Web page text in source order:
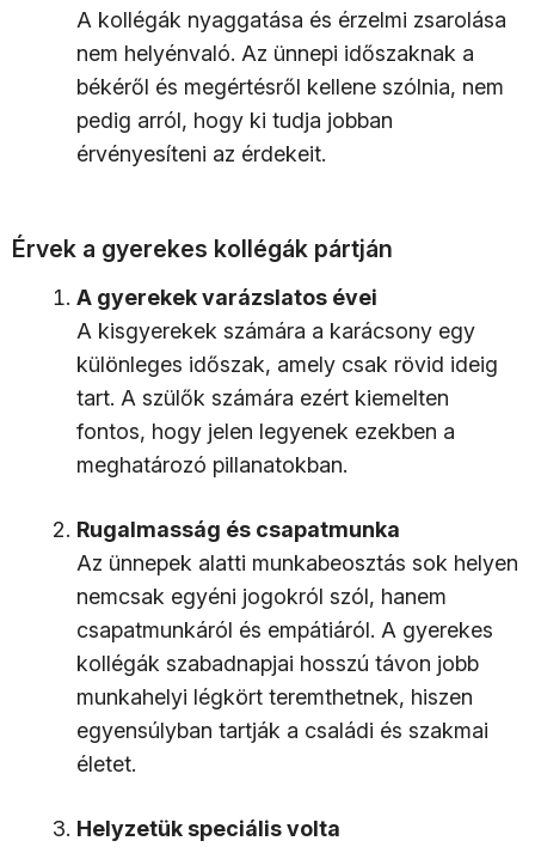
A kollégák nyaggatása és érzelmi zsarolása
nem helyénvaló. Az ünnepi időszaknak a
békéről és megértésről kellene szólnia, nem
pedig arról, hogy ki tudja jobban
érvényesíteni az érdekeit.
Érvek a gyerekes kollégák pártján
A gyerekek varázslatos évei
A kisgyerekek számára a karácsony egy
különleges időszak, amely csak rövid ideig
tart. A szülők számára ezért kiemelten
fontos, hogy jelen legyenek ezekben a
meghatározó pillanatokban.
Rugalmasság és csapatmunka
Az ünnepek alatti munkabeosztás sok helyen
nemcsak egyéni jogokról szól, hanem
csapatmunkáról és empátiáról. A gyerekes
kollégák szabadnapjai hosszú távon jobb
munkahelyi légkört teremthetnek, hiszen
egyensúlyban tartják a családi és szakmai
életet.
Helyzetük speciális volta